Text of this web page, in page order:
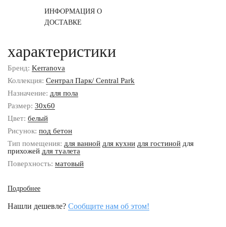
ИНФОРМАЦИЯ О
ДОСТАВКЕ
характеристики
Бренд: Kerranova
Коллекция: Сентрал Парк/ Central Park
Назначение: для пола
Размер: 30x60
Цвет: белый
Рисунок: под бетон
Тип помещения: для ванной для кухни для гостиной для
прихожей для туалета
Поверхность: матовый
Подробнее
Нашли дешевле? Сообщите нам об этом!